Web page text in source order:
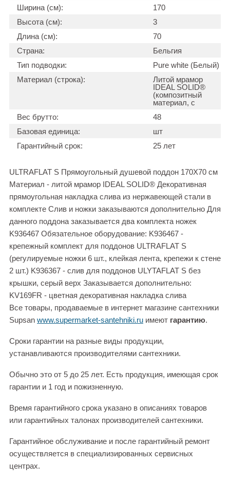
Ширина (см):
170
Высота (см):
3
Длина (см):
70
Страна:
Бельгия
Тип подводки:
Pure white (Белый)
Материал (строка):
Литой мрамор
IDEAL SOLID®
(композитный
материал, с
Вес брутто:
48
Базовая единица:
шт
Гарантийный срок:
25 лет
ULTRAFLAT S Прямоугольный душевой поддон 170X70 см
Материал - литой мрамор IDEAL SOLID® Декоративная
прямоугольная накладка слива из нержавеющей стали в
комплекте Слив и ножки заказываются дополнительно Для
данного поддона заказывается два комплекта ножек
K936467 Обязательное оборудование: K936467 -
крепежный комплект для поддонов ULTRAFLAT S
(регулируемые ножки 6 шт., клейкая лента, крепежи к стене
2 шт.) K936367 - слив для поддонов ULYTAFLAT S без
крышки, серый верх Заказывается дополнительно:
KV169FR - цветная декоративная накладка слива
Все товары, продаваемые в интернет магазине сантехники
Supsan www.supermarket-santehniki.ru имеют гарантию.
Сроки гарантии на разные виды продукции,
устанавливаются производителями сантехники.
Обычно это от 5 до 25 лет. Есть продукция, имеющая срок
гарантии и 1 год и пожизненную.
Время гарантийного срока указано в описаниях товаров
или гарантийных талонах производителей сантехники.
Гарантийное обслуживание и после гарантийный ремонт
осуществляется в специализированных сервисных
центрах.